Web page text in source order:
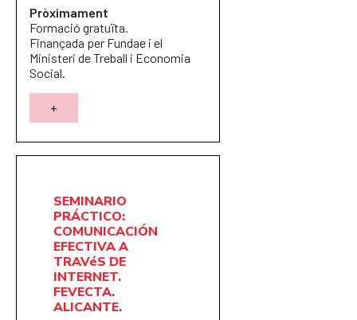
Pròximament
Formació gratuïta.
Finançada per Fundae i el
Ministeri de Treball i Economia
Social.
+
SEMINARIO
PRÁCTICO:
COMUNICACIÓN
EFECTIVA A
TRAVéS DE
INTERNET.
FEVECTA.
ALICANTE.